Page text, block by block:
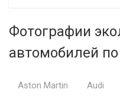
Фотографии
автомобилей
Aston Martin Audi